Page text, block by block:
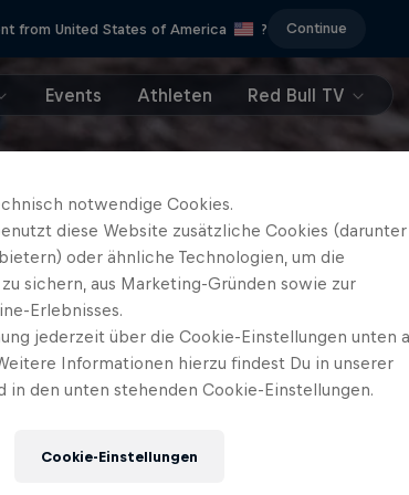
from United States of America ? Continue
Events Athleten Red Bull TV
notwendige Cookies.
diese Website zusätzliche Cookies (darunter
oder ähnliche Technologien, um die
sichern, aus Marketing-Gründen sowie zur
Erlebnisses.
jederzeit über die Cookie-Einstellungen unten
Informationen hierzu findest Du in unserer
in den unten stehenden Cookie-Einstellungen.
Cookie-Einstellungen